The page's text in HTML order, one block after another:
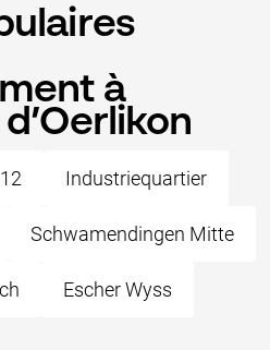
à
Industriequartier
Schwamendingen Mitte
Escher Wyss